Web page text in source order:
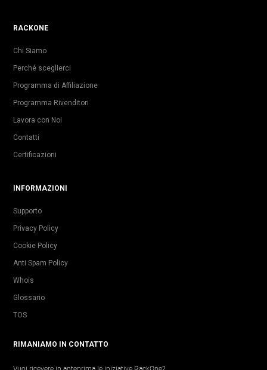
RACKONE
Chi Siamo
Perché sceglierci
Programma di Affiliazione
Programma Rivenditori
Lavora con Noi
Contatti
Certificazioni
INFORMAZIONI
Supporto
Privacy Policy
Cookie Policy
Anti Spam Policy
Whois
Glossario
TOS
RIMANIAMO IN CONTATTO